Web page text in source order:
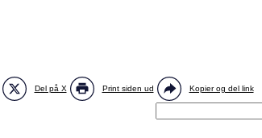
Del på X Print siden ud Kopier og del link